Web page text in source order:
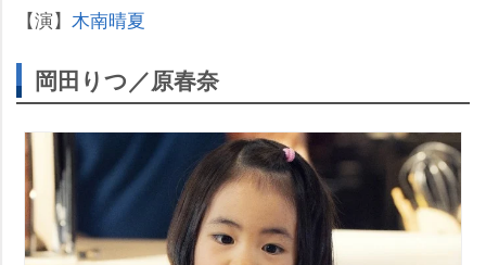
【演】 木南晴夏
岡田りつ／原春奈